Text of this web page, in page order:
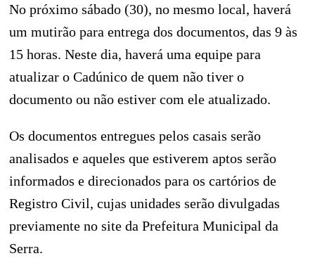
No próximo sábado (30), no mesmo local, haverá
um mutirão para entrega dos documentos, das 9 às
15 horas. Neste dia, haverá uma equipe para
atualizar o Cadúnico de quem não tiver o
documento ou não estiver com ele atualizado.
Os documentos entregues pelos casais serão
analisados e aqueles que estiverem aptos serão
informados e direcionados para os cartórios de
Registro Civil, cujas unidades serão divulgadas
previamente no site da Prefeitura Municipal da
Serra.